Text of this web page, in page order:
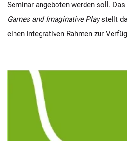
Seminar angeboten werden soll. Das
Games and Imaginative Playstellt
einen integrativen Rahmen zur